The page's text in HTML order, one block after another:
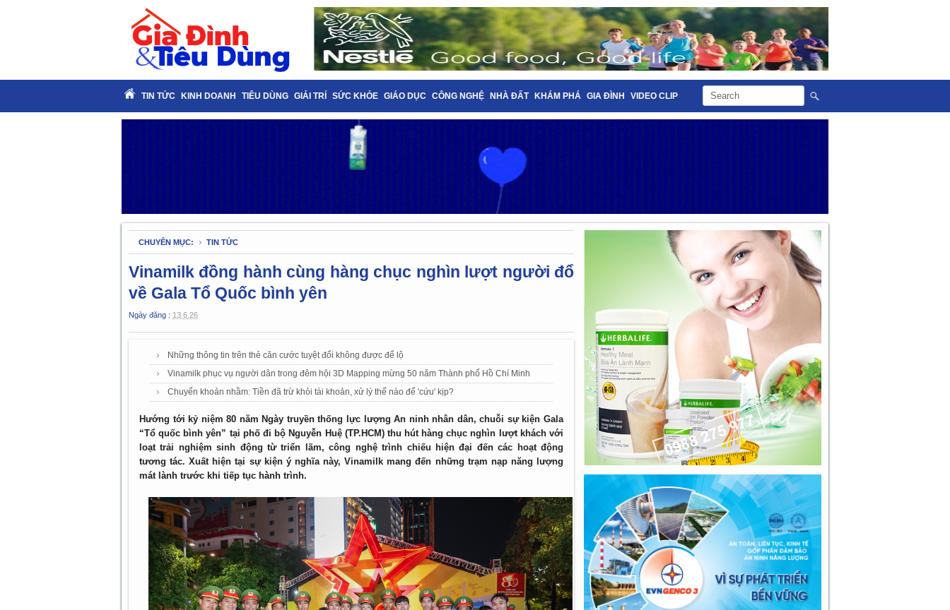
TIN TỨC KINH DOANH TIÊU DÙNG GIẢI TRÍ SỨC KHỎE GIÁO DỤC CÔNG NGHỆ NHÀ ĐẤT KHÁM PHÁ GIA ĐÌNH VIDEO CLIP
CHUYÊN MỤC: TIN TỨC
Vinamilk đồng hành cùng hàng chục nghìn lượt người đổ
về Gala Tổ Quốc bình yên
Ngày đăng : 13.6.26
Những thông tin trên thẻ căn cước tuyệt đối không được để lộ
Vinamilk phục vụ người dân trong đêm hội 3D Mapping mừng 50 năm Thành phố Hồ Chí Minh
Chuyển khoản nhầm: Tiền đã trừ khỏi tài khoản, xử lý thế nào để 'cứu' kịp?
Hướng tới kỷ niệm 80 năm Ngày truyền thống lực lượng An ninh nhân dân, chuỗi sự kiện Gala
“Tổ quốc bình yên” tại phố đi bộ Nguyễn Huệ (TP.HCM) thu hút hàng chục nghìn lượt khách với
loạt trải nghiệm sinh động từ triển lãm, công nghệ trình chiếu hiện đại đến các hoạt động
tương tác. Xuất hiện tại sự kiện ý nghĩa này, Vinamilk mang đến những trạm nạp năng lượng
mát lành trước khi tiếp tục hành trình.